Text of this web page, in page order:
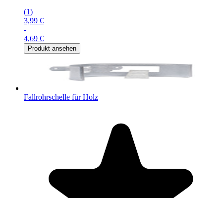
(1)
3,99 €
-
4,69 €
Produkt ansehen
Fallrohrschelle für Holz